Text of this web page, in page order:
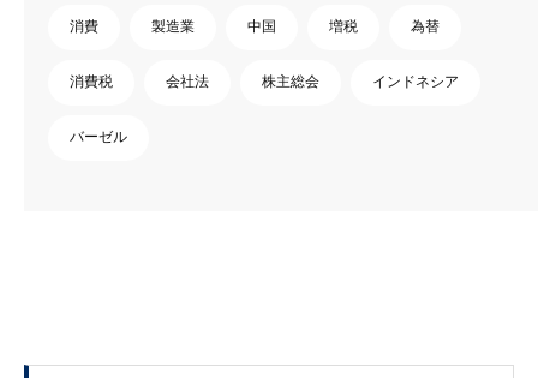
消費 製造業 中国 増税 為替
消費税 会社法 株主総会 インドネシア
バーゼル